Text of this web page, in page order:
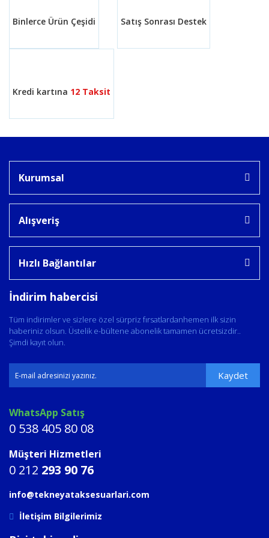
Binlerce Ürün Çeşidi Satış Sonrası Destek
Kredi kartına 12 Taksit
Kurumsal
Alışveriş
Hızlı Bağlantılar
İndirim habercisi
Tüm indirimler ve sizlere özel sürpriz fırsatlardanhemen ilk sizin
haberiniz olsun. Üstelik e-bültene abonelik tamamen ücretsizdir..
Şimdi kayıt olun.
Kaydet
WhatsApp Satış
0 538 405 80 08
Müşteri Hizmetleri
0 212 293 90 76
info@tekneyataksesuarlari.com
İletişim Bilgilerimiz